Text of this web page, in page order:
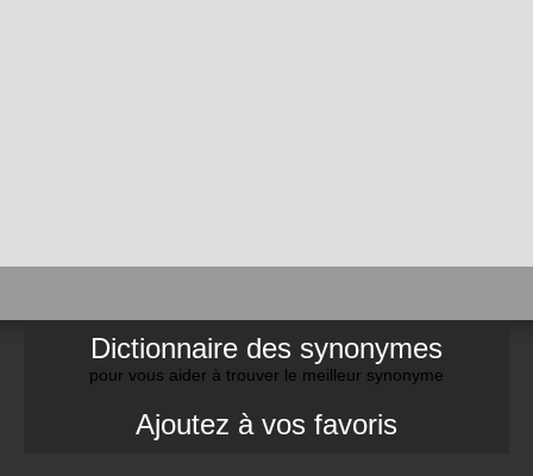
Dictionnaire des synonymes
pour vous aider à trouver le meilleur synonyme
Ajoutez à vos favoris